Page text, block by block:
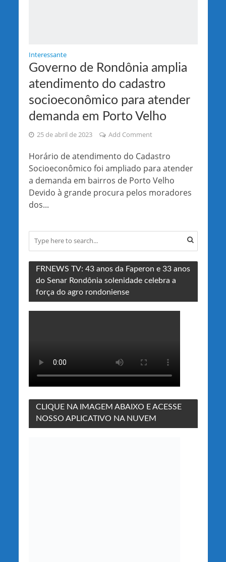
Interessante
Governo de Rondônia amplia
atendimento do cadastro
socioeconômico para atender
demanda em Porto Velho
25 de abril de 2023 Add Comment
Horário de atendimento do Cadastro
Socioeconômico foi ampliado para atender
a demanda em bairros de Porto Velho
Devido à grande procura pelos moradores
dos...
FRNEWS TV: 43 anos da Faperon e 33 anos
do Senar Rondônia solenidade celebra a
força do agro rondoniense
CLIQUE NA IMAGEM ABAIXO E ACESSE
NOSSO APLICATIVO NA NUVEM